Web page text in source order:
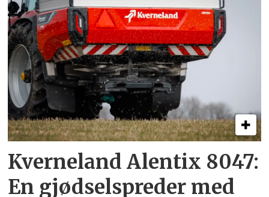
Kverneland Alentix 8047:
En gjødsel­spreder med